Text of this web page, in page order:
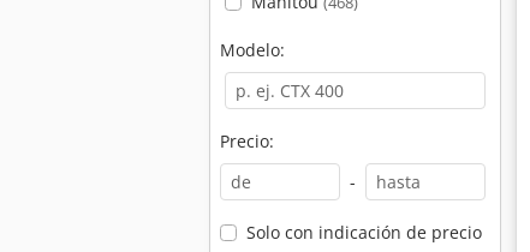
Modelo:
Precio:
-
Solo con indicación de precio